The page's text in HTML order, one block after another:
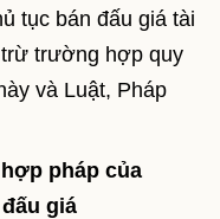
tục bán đấu giá tài
trường hợp quy
và Luật, Pháp
pháp của
giá